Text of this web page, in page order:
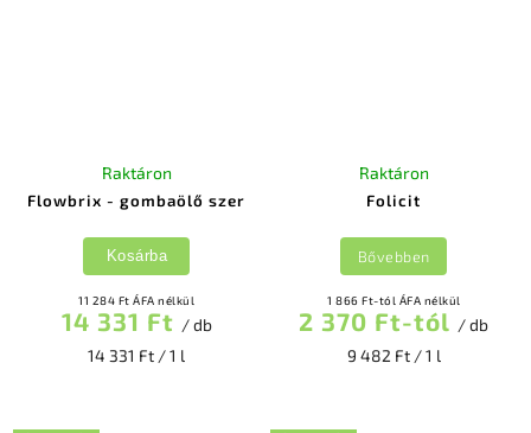
Flowbrix - gombaölő szer
Raktáron
11 284 Ft ÁFA nélkül
14 331 Ft / db
14 331 Ft / 1 l
Kosárba
Folicit
Raktáron
1 866 Ft-tól ÁFA nélkül
2 370 Ft-tól / db
9 482 Ft / 1 l
Bővebben